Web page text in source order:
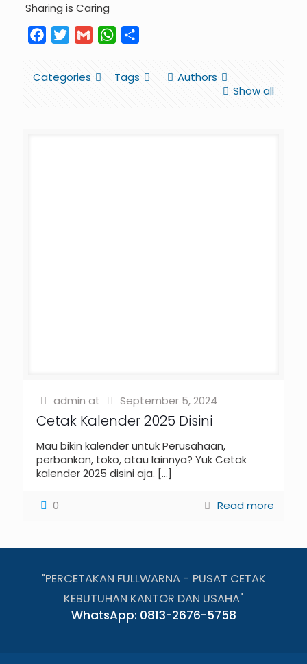
Sharing is Caring
FacebookTwitterGmail WhatsApp
Categories Tags
Authors
Show all
admin at September 5, 2024
Cetak Kalender 2025 Disini
Mau bikin kalender untuk Perusahaan,
perbankan, toko, atau lainnya? Yuk Cetak
kalender 2025 disini aja. […]
0 Read more
"PERCETAKAN FULLWARNA - PUSAT CETAK
KEBUTUHAN KANTOR DAN USAHA"
WhatsApp: 0813-2676-5758